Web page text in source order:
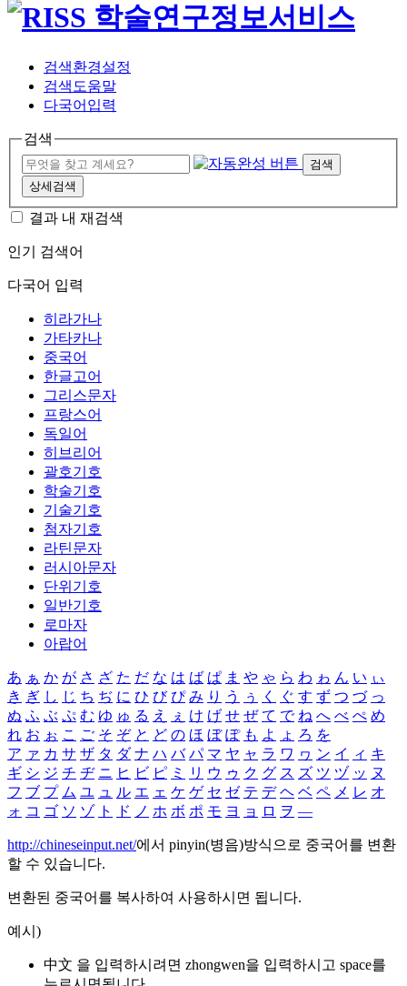
검색환경설정
검색도움말
다국어입력
검색
검색
상세검색
결과 내 재검색
인기 검색어
다국어 입력
히라가나
가타카나
중국어
한글고어
그리스문자
프랑스어
독일어
히브리어
괄호기호
학술기호
기술기호
첨자기호
라틴문자
러시아문자
단위기호
일반기호
로마자
아랍어
あ ぁ か が さ ざ た だ な は ば ぱ ま や ゃ ら わ ゎ ん い ぃ
き ぎ し じ ち ぢ に ひ び ぴ み り う ぅ く ぐ す ず つ づ っ
ぬ ふ ぶ ぷ む ゆ ゅ る え ぇ け げ せ ぜ て で ね へ べ ぺ め
れ お ぉ こ ご そ ぞ と ど の ほ ぼ ぽ も よ ょ ろ を
ア ァ カ サ ザ タ ダ ナ ハ バ パ マ ヤ ャ ラ ワ ヮ ン イ ィ キ
ギ シ ジ チ ヂ ニ ヒ ビ ピ ミ リ ウ ゥ ク グ ス ズ ツ ヅ ッ ヌ
フ ブ プ ム ユ ュ ル エ ェ ケ ゲ セ ゼ テ デ ヘ ベ ペ メ レ オ
ォ コ ゴ ソ ゾ ト ド ノ ホ ボ ポ モ ヨ ョ ロ ヲ ―
http://chineseinput.net/에서 pinyin(병음)방식으로 중국어를 변환
할 수 있습니다.
변환된 중국어를 복사하여 사용하시면 됩니다.
예시)
中文 을 입력하시려면 zhongwen을 입력하시고 space를